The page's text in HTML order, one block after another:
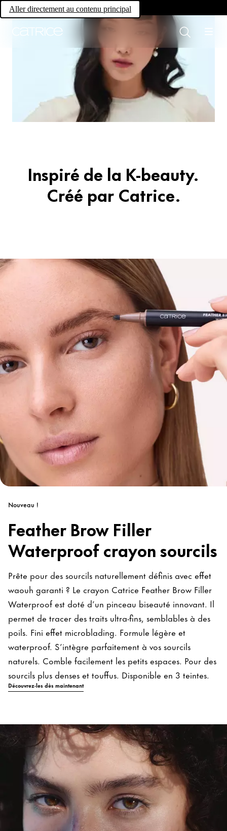
Aller directement au contenu principal
Own your magic.
Trend Drop
Glass Cloud
Inspiré de la K-beauty.
Créé par Catrice.
Nouveau !
Feather Brow Filler
Waterproof crayon sourcils
Prête pour des sourcils naturellement définis avec effet
waouh garanti ? Le crayon Catrice Feather Brow Filler
Waterproof est doté d’un pinceau biseauté innovant. Il
permet de tracer des traits ultra-fins, semblables à des
poils. Fini effet microblading. Formule légère et
waterproof. S’intègre parfaitement à vos sourcils
naturels. Comble facilement les petits espaces. Pour des
sourcils plus denses et touffus. Disponible en 3 teintes.
Découvrez-les dès maintenant